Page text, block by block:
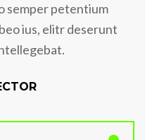
semper petentium
ius, elitr deserunt